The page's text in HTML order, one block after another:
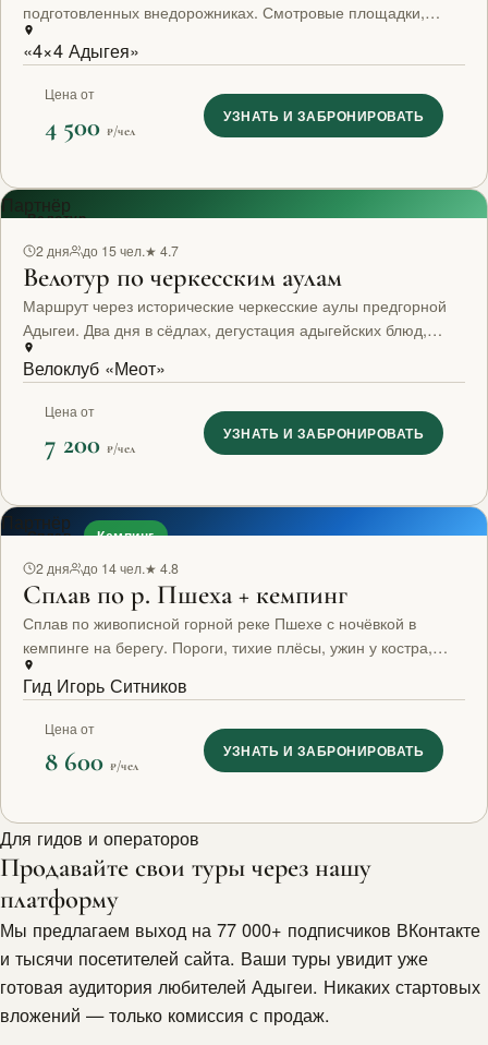
подготовленных внедорожниках. Смотровые площадки,
горные родники, адыгейский обед в поле.
«4×4 Адыгея»
Цена от
4 500 ₽/чел
УЗНАТЬ И ЗАБРОНИРОВАТЬ
Велотур
Партнёр
2 дня до 15 чел.★ 4.7
Велотур по черкесским аулам
Маршрут через исторические черкесские аулы предгорной
Адыгеи. Два дня в сёдлах, дегустация адыгейских блюд,
ночёвка у местных жителей.
Велоклуб «Меот»
Цена от
7 200 ₽/чел
УЗНАТЬ И ЗАБРОНИРОВАТЬ
Сплав Кемпинг
Партнёр
2 дня до 14 чел.★ 4.8
Сплав по р. Пшеха + кемпинг
Сплав по живописной горной реке Пшехе с ночёвкой в
кемпинге на берегу. Пороги, тихие плёсы, ужин у костра,
утренняя рыбалка. Всё снаряжение включено.
Гид Игорь Ситников
Цена от
8 600 ₽/чел
УЗНАТЬ И ЗАБРОНИРОВАТЬ
Для гидов и операторов
Продавайте свои туры через нашу
платформу
Мы предлагаем выход на 77 000+ подписчиков ВКонтакте
и тысячи посетителей сайта. Ваши туры увидит уже
готовая аудитория любителей Адыгеи. Никаких стартовых
вложений — только комиссия с продаж.